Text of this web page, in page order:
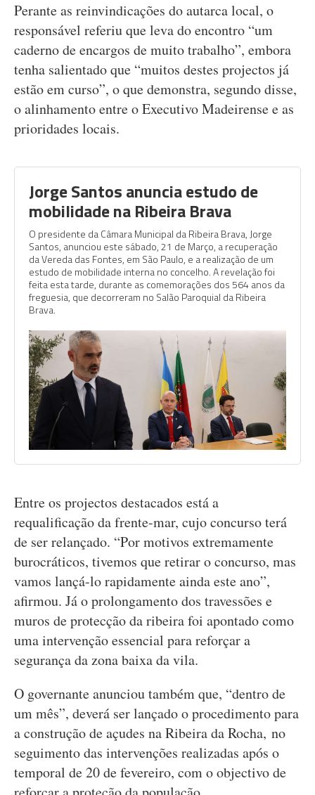
Perante as reinvindicações do autarca local, o
responsável referiu que leva do encontro “um
caderno de encargos de muito trabalho”, embora
tenha salientado que “muitos destes projectos já
estão em curso”, o que demonstra, segundo disse,
o alinhamento entre o Executivo Madeirense e as
prioridades locais.
Jorge Santos anuncia estudo de
mobilidade na Ribeira Brava
O presidente da Câmara Municipal da Ribeira Brava, Jorge
Santos, anunciou este sábado, 21 de Março, a recuperação
da Vereda das Fontes, em São Paulo, e a realização de um
estudo de mobilidade interna no concelho. A revelação foi
feita esta tarde, durante as comemorações dos 564 anos da
freguesia, que decorreram no Salão Paroquial da Ribeira
Brava.
Entre os projectos destacados está a
requalificação da frente-mar, cujo concurso terá
de ser relançado. “Por motivos extremamente
burocráticos, tivemos que retirar o concurso, mas
vamos lançá-lo rapidamente ainda este ano”,
afirmou. Já o prolongamento dos travessões e
muros de protecção da ribeira foi apontado como
uma intervenção essencial para reforçar a
segurança da zona baixa da vila.
O governante anunciou também que, “dentro de
um mês”, deverá ser lançado o procedimento para
a construção de açudes na Ribeira da Rocha, no
seguimento das intervenções realizadas após o
temporal de 20 de fevereiro, com o objectivo de